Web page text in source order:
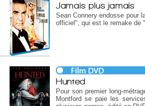
Jamais plus jamais
Sean Connery endosse pour
officiel", qui est le remake de
Hunted
Pour son premier long-
Montford se paie les